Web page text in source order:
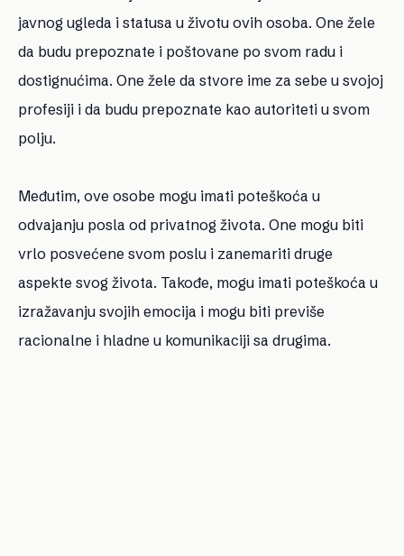
javnog ugleda i statusa u životu ovih osoba. One žele
da budu prepoznate i poštovane po svom radu i
dostignućima. One žele da stvore ime za sebe u svojoj
profesiji i da budu prepoznate kao autoriteti u svom
polju.
Međutim, ove osobe mogu imati poteškoća u
odvajanju posla od privatnog života. One mogu biti
vrlo posvećene svom poslu i zanemariti druge
aspekte svog života. Takođe, mogu imati poteškoća u
izražavanju svojih emocija i mogu biti previše
racionalne i hladne u komunikaciji sa drugima.